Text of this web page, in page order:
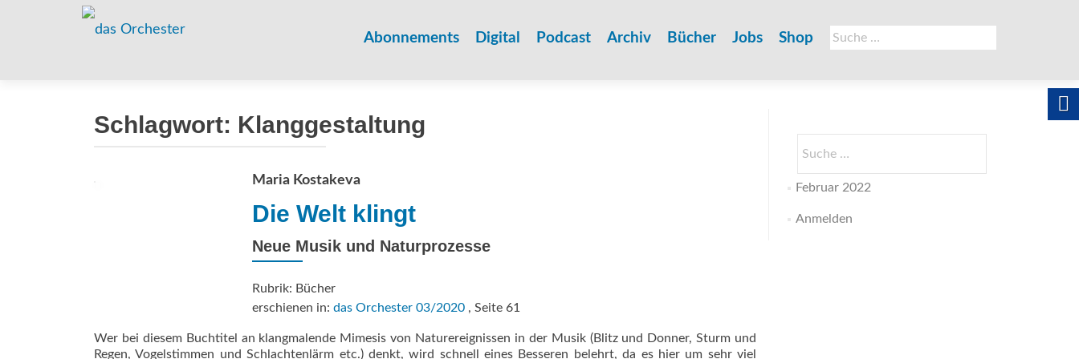
Suche
nach:
Abonnements Digital Podcast Archiv Bücher Jobs Shop
Schlagwort: Klanggestaltung
Maria Kostakeva
Die Welt klingt
Neue Musik und Naturprozesse
Rubrik: Bücher
erschienen in: das Orchester 03/2020 , Seite 61
Wer bei diesem Buchtitel an klangmalende Mimesis von Naturereignissen in der Musik (Blitz und Donner, Sturm und
Regen, Vogelstimmen und Schlachtenlärm etc.) denkt, wird schnell eines Besseren belehrt, da es hier um sehr viel
nach:
Februar 2022
Anmelden